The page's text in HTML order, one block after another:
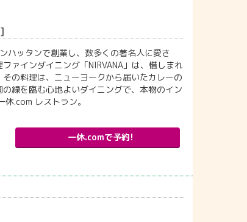
ハッタンで創業し、数多くの著名人に愛さ
ァインダイニング「NIRVANA」は、惜しまれ
の料理は、ニューヨークから届いたカレーの
緑を臨む心地よいダイニングで、本物のイン
.com レストラン。
一休.comで予約!